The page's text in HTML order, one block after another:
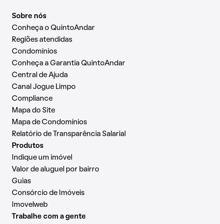
Sobre nós
Conheça o QuintoAndar
Regiões atendidas
Condomínios
Conheça a Garantia QuintoAndar
Central de Ajuda
Canal Jogue Limpo
Compliance
Mapa do Site
Mapa de Condomínios
Relatório de Transparência Salarial
Produtos
Indique um imóvel
Valor de aluguel por bairro
Guias
Consórcio de Imóveis
Imovelweb
Trabalhe com a gente